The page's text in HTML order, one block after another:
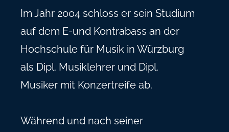
Im Jahr 2004 schloss er sein Studium
auf dem E-und Kontrabass an der
Hochschule für Musik in Würzburg
als Dipl. Musiklehrer und Dipl.
Musiker mit Konzertreife ab.
Während und nach seiner